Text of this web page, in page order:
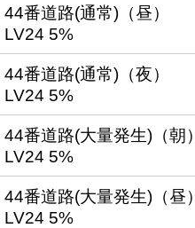
44番道路(通常)（昼）
LV24 5%
44番道路(通常)（夜）
LV24 5%
44番道路(大量発生)（朝）
LV24 5%
44番道路(大量発生)（昼）
LV24 5%